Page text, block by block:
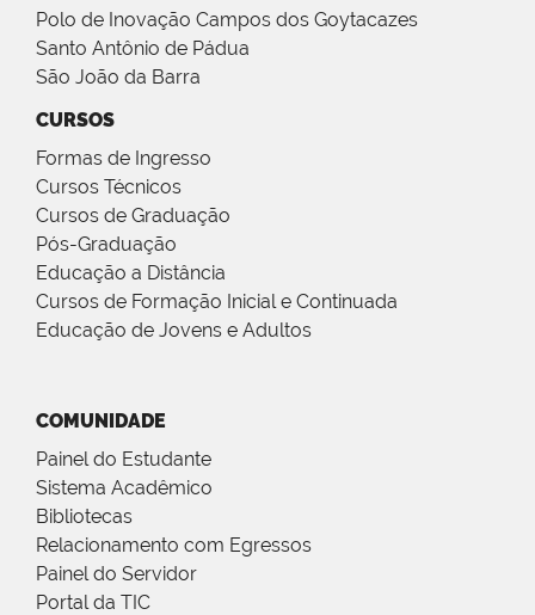
Polo de Inovação Campos dos Goytacazes
Santo Antônio de Pádua
São João da Barra
CURSOS
Formas de Ingresso
Cursos Técnicos
Cursos de Graduação
Pós-Graduação
Educação a Distância
Cursos de Formação Inicial e Continuada
Educação de Jovens e Adultos
COMUNIDADE
Painel do Estudante
Sistema Acadêmico
Bibliotecas
Relacionamento com Egressos
Painel do Servidor
Portal da TIC